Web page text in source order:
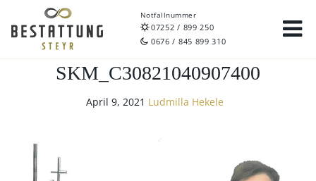
Notfallnummer
07252 / 899 250
0676 / 845 899 310
SKM_C30821040907400
April 9, 2021 Ludmilla Hekele